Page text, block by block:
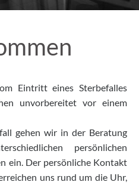
Eintritt eines Sterbefalles
unvorbereitet vor einem
gehen wir in der Beratung
persönlichen
ein. Der persönliche Kontakt
uns rund um die Uhr,